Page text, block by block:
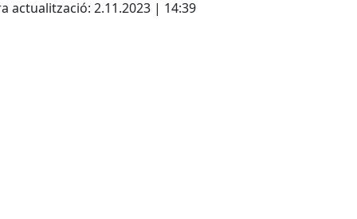
actualització: 2.11.2023 | 14:39